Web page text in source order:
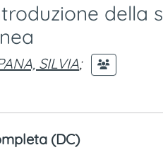
della
SILVIA;
(DC)